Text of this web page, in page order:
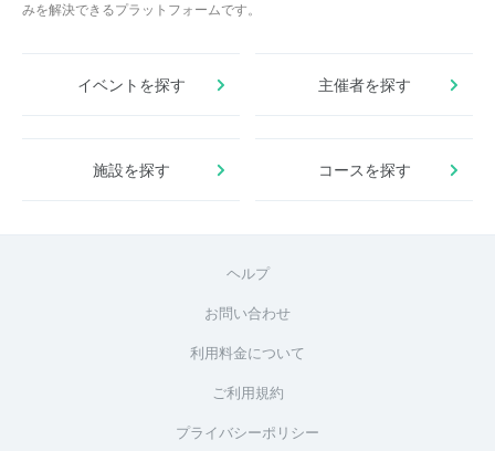
みを解決できるプラットフォームです。
イベントを探す 主催者を探す
施設を探す コースを探す
ヘルプ
お問い合わせ
利用料金について
ご利用規約
プライバシーポリシー